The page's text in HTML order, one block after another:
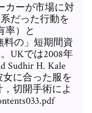
カーが市場に対
だった行動を
率）と
料の」短期間資
UKでは2008年
Sudhir H. Kale
女に合った服を
切開手術によ